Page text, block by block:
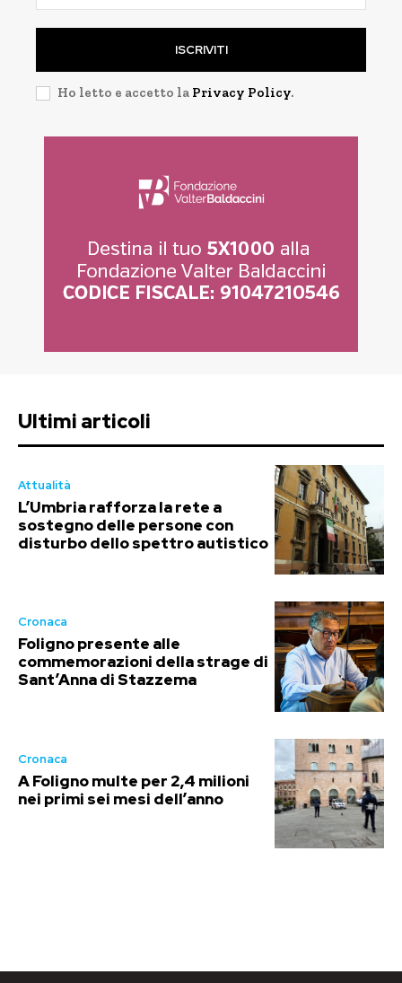
ISCRIVITI
Ho letto e accetto la Privacy Policy.
Ultimi articoli
Attualità
L’Umbria rafforza la rete a
sostegno delle persone con
disturbo dello spettro autistico
Cronaca
Foligno presente alle
commemorazioni della strage di
Sant’Anna di Stazzema
Cronaca
A Foligno multe per 2,4 milioni
nei primi sei mesi dell’anno